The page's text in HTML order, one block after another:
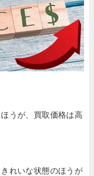
うが、買取価格は高
れいな状態のほうが